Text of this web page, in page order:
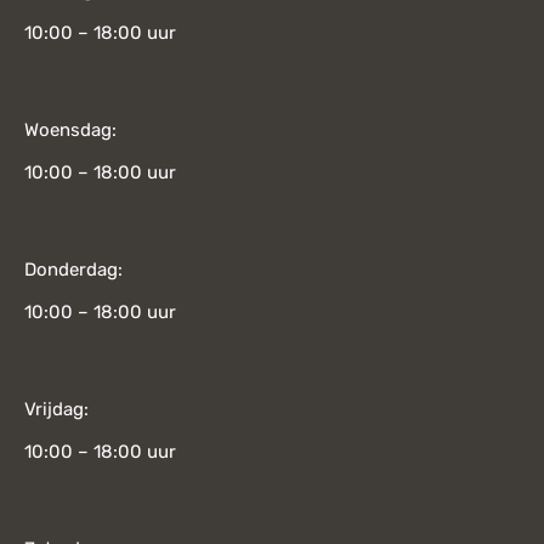
10:00 – 18:00 uur
Woensdag:
10:00 – 18:00 uur
Donderdag:
10:00 – 18:00 uur
Vrijdag:
10:00 – 18:00 uur